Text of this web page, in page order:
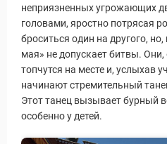
неприязненных угрожающих
головами, яростно потрясая
броситься один на другого,
мая» не допускает битвы.
топчутся на месте и, услыхав
начинают стремительный
Этот танец вызывает бурный
особенно у детей.